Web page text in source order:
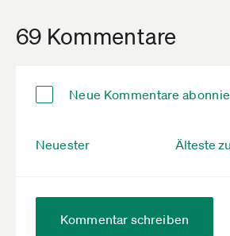
69 Kommentare
Neue Kommentare
Neuester
Kommentar schreiben